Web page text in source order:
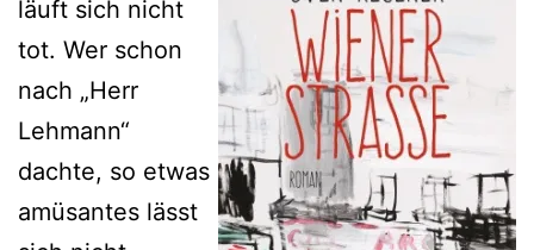
läuft sich nicht
tot. Wer schon
nach „Herr
Lehmann“
dachte, so etwas
amüsantes lässt